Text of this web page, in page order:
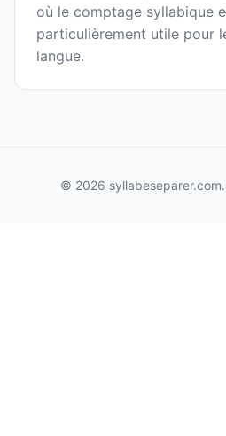
où le comptage syllabique
particulièrement utile pour
langue.
© 2026